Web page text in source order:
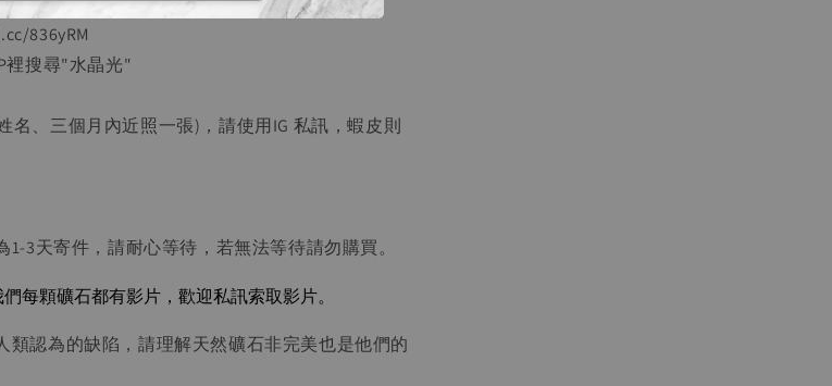
836yRM
裡搜尋"水晶光"
名、三個月內近照一張)，請使用IG 私訊，蝦皮則
3天寄件，請耐心等待，若無法等待請勿購買。
每顆礦石都有影片，歡迎私訊索取影片。
類認為的缺陷，請理解天然礦石非完美也是他們的